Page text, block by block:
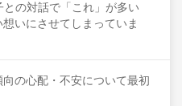
との対話で「これ」が多い
いにさせてしまっていま
向の心配・不安について最初